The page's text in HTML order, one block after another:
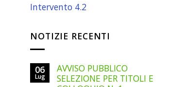
Intervento 4.2
NOTIZIE RECENTI
06
Lug
AVVISO PUBBLICO
SELEZIONE PER TITOLI E